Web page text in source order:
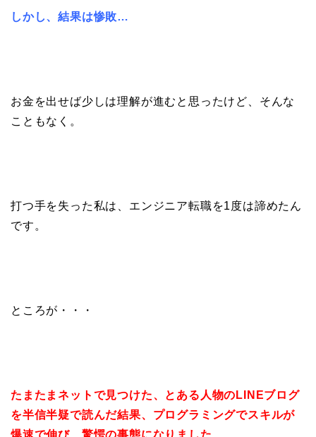
しかし、結果は惨敗…
お金を出せば少しは理解が進むと思ったけど、そんな
こともなく。
打つ手を失った私は、エンジニア転職を1度は諦めたん
です。
ところが・・・
たまたまネットで見つけた、とある人物のLINEブログ
を半信半疑で読んだ結果、プログラミングでスキルが
爆速で伸び、驚愕の事態になりました…